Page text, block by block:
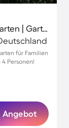
Ferienwohnung mit Terrasse und Garten | Gartenblick
für Familien
Personen!
Angebot